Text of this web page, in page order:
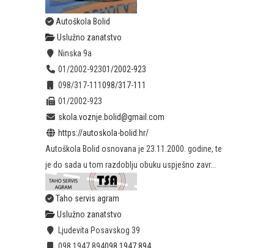
Autoškola Bolid
Uslužno zanatstvo
Ninska 9a
01/2002-92301/2002-923
098/317-111098/317-111
01/2002-923
skola.voznje.bolid@gmail.com
https://autoskola-bolid.hr/
Autoškola Bolid osnovana je 23.11.2000. godine, te
je do sada u tom razdoblju obuku uspješno zavr...
Taho servis agram
Uslužno zanatstvo
Ljudevita Posavskog 39
098 1947 894098 1947 894